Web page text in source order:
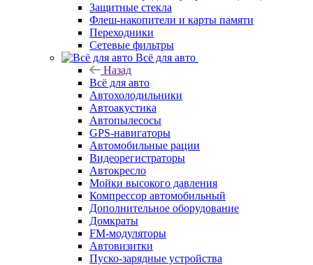
Защитные стекла
Флеш-накопители и карты памяти
Переходники
Сетевые фильтры
Всё для авто
Назад
Всё для авто
Автохолодильники
Автоакустика
Автопылесосы
GPS-навигаторы
Автомобильные рации
Видеорегистраторы
Автокресло
Мойки высокого давления
Компрессор автомобильный
Дополнительное оборудование
Домкраты
FM-модуляторы
Автовизитки
Пуско-зарядные устройства